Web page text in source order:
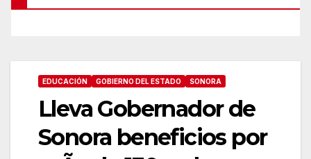
EDUCACIÓN GOBIERNO DEL ESTADO SONORA
Lleva Gobernador de
Sonora beneficios por